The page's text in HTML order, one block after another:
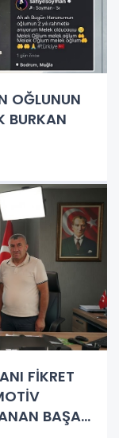
OĞLUNUN
BURKAN
FİKRET
BAŞARI